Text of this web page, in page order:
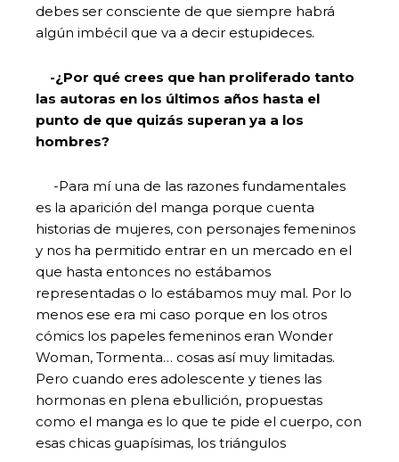
debes ser consciente de que siempre habrá
algún imbécil que va a decir estupideces.
-¿Por qué crees que han proliferado tanto
las autoras en los últimos años hasta el
punto de que quizás superan ya a los
hombres?
-Para mí una de las razones fundamentales
es la aparición del manga porque cuenta
historias de mujeres, con personajes femeninos
y nos ha permitido entrar en un mercado en el
que hasta entonces no estábamos
representadas o lo estábamos muy mal. Por lo
menos ese era mi caso porque en los otros
cómics los papeles femeninos eran Wonder
Woman, Tormenta… cosas así muy limitadas.
Pero cuando eres adolescente y tienes las
hormonas en plena ebullición, propuestas
como el manga es lo que te pide el cuerpo, con
esas chicas guapísimas, los triángulos